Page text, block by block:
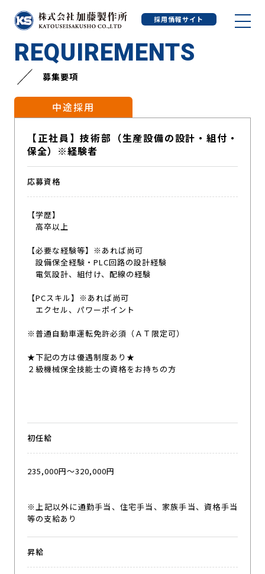
Mfg. Co, Ltd.
採用情報サイト
REQUIREMENTS
募集要項
中途採用
【正社員】技術部（生産設備の設計・組付・
保全）※経験者
応募資格
【学歴】
高卒以上
【必要な経験等】※あれば尚可
設備保全経験・PLC回路の設計経験
電気設計、組付け、配線の経験
【PCスキル】※あれば尚可
エクセル、パワーポイント
※普通自動車運転免許必須（ＡＴ限定可）
★下記の方は優遇制度あり★
２級機械保全技能士の資格をお持ちの方
初任給
235,000円〜320,000円
※上記以外に通勤手当、住宅手当、家族手当、資格手当
等の支給あり
昇給